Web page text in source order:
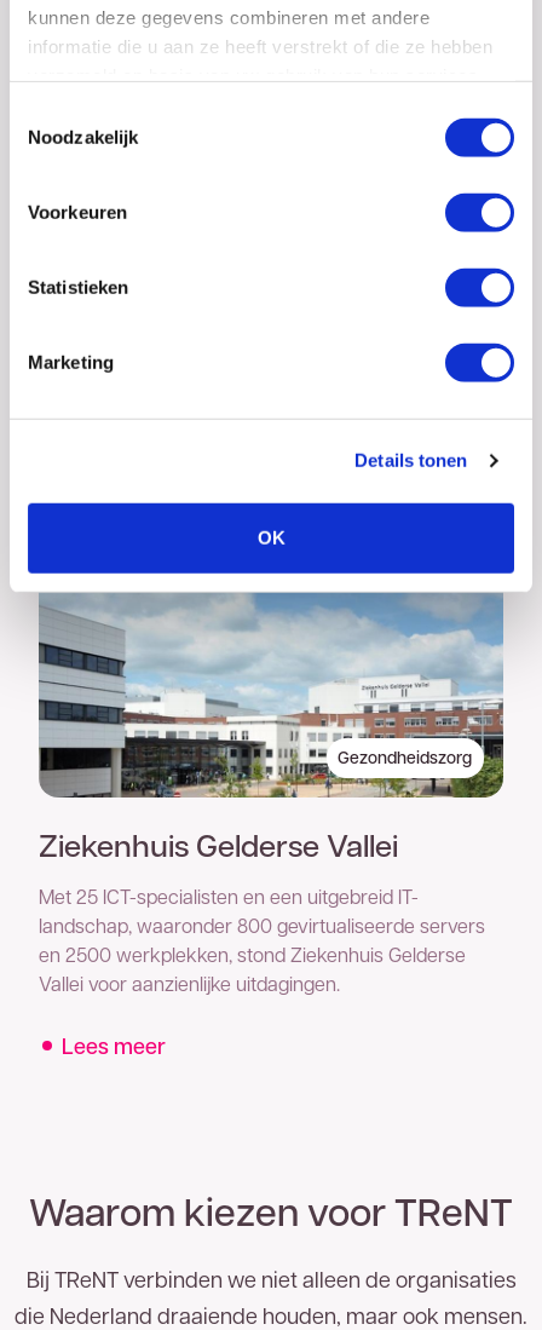
kunnen deze gegevens combineren met andere
informatie die u aan ze heeft verstrekt of die ze hebben
Noodzakelijk
Voorkeuren
Statistieken
Marketing
Details tonen
OK
Onderwijs
De Onderwijsspecialisten is een onderwijsinstelling
Lees meer
Gezondheidszorg
Ziekenhuis Gelderse Vallei
Met 25 ICT-specialisten en een uitgebreid IT-
landschap, waaronder 800 gevirtualiseerde servers
en 2500 werkplekken, stond Ziekenhuis Gelderse
Vallei voor aanzienlijke uitdagingen.
Lees meer
Waarom kiezen voor TReNT
Bij TReNT verbinden we niet alleen de organisaties
die Nederland draaiende houden, maar ook mensen.